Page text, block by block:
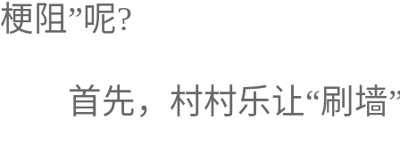
梗阻”呢?
首先，村村乐让“刷墙”